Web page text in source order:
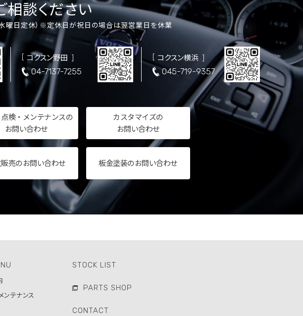
相談ください
曜日定休） ※定休日が祝日の場合は翌営業日を休業
コクスン野田
04-7137-7255
コクスン横浜
045-719-9357
検・メンテナンスの
お問い合わせ
カスタマイズの
お問い合わせ
売のお問い合わせ 板金塗装のお問い合わせ
ンテナンス
STOCK LIST
PARTS SHOP
CONTACT